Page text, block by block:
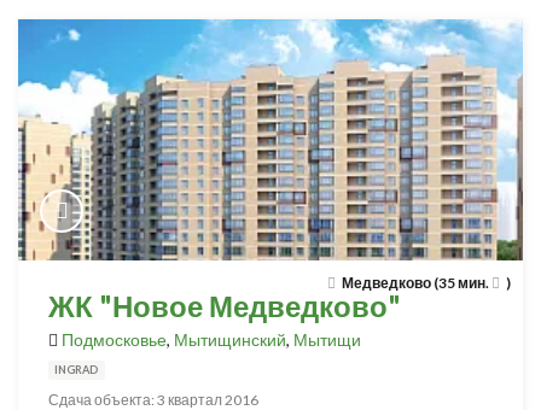
Медведково (35 мин. )
ЖК "Новое Медведково"
Подмосковье, Мытищинский, Мытищи
INGRAD
Сдача объекта: 3 квартал 2016